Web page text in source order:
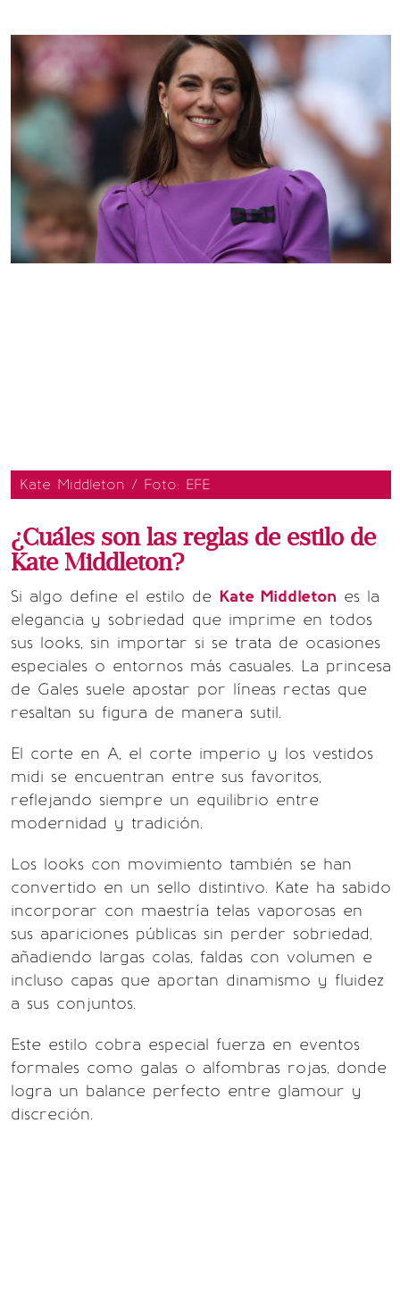
Kate Middleton / Foto: EFE
¿Cuáles son las reglas de estilo de
Kate Middleton?
Si algo define el estilo de Kate Middleton es la
elegancia y sobriedad que imprime en todos
sus looks, sin importar si se trata de ocasiones
especiales o entornos más casuales. La princesa
de Gales suele apostar por líneas rectas que
resaltan su figura de manera sutil.
El corte en A, el corte imperio y los vestidos
midi se encuentran entre sus favoritos,
reflejando siempre un equilibrio entre
modernidad y tradición.
Los looks con movimiento también se han
convertido en un sello distintivo. Kate ha sabido
incorporar con maestría telas vaporosas en
sus apariciones públicas sin perder sobriedad,
añadiendo largas colas, faldas con volumen e
incluso capas que aportan dinamismo y fluidez
a sus conjuntos.
Este estilo cobra especial fuerza en eventos
formales como galas o alfombras rojas, donde
logra un balance perfecto entre glamour y
discreción.